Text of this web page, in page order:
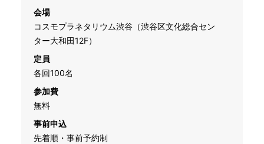
会場
コスモプラネタリウム渋谷（渋谷区文化総合セン
ター大和田12F）
定員
各回100名
参加費
無料
事前申込
先着順・事前予約制